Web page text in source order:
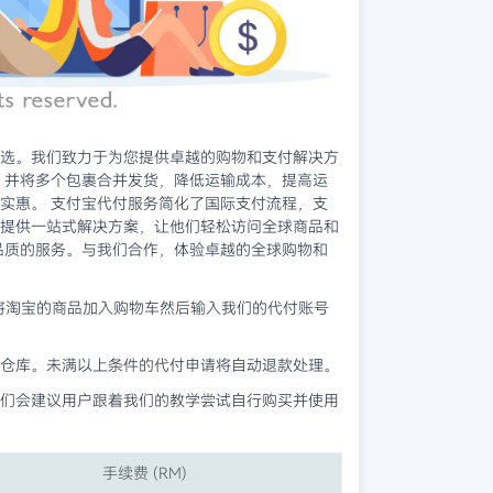
。我们致力于为您提供卓越的购物和支付解决方
将多个包裹合并发货，降低运输成本，提高运
惠。 支付宝代付服务简化了国际支付流程，支
供一站式解决方案，让他们轻松访问全球商品和
的服务。与我们合作，体验卓越的全球购物和
宝的商品加入购物车然后输入我们的代付账号
。未满以上条件的代付申请将自动退款处理。
会建议用户跟着我们的教学尝试自行购买并使用
手续费 (RM)